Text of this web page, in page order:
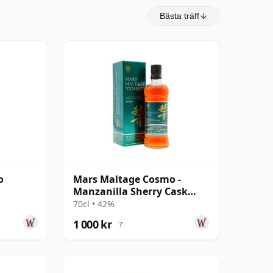
Bästa träff
Mars Maltage Cosmo -
Manzanilla Sherry Cask
Blended Jap
70cl • 42%
1 000 kr ?